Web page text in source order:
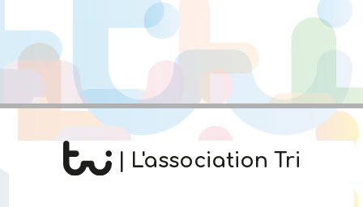
| L'association Tri